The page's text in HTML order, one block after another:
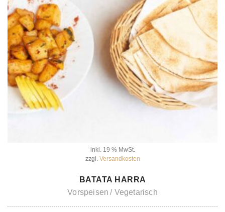
inkl. 19 % MwSt.
zzgl. Versandkosten
IN DEN WARENKORB
BATATA HARRA
Vorspeisen
Vegetarisch